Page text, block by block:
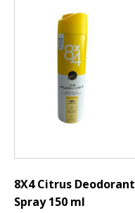
8X4 Citrus Deodorant
Spray 150 ml